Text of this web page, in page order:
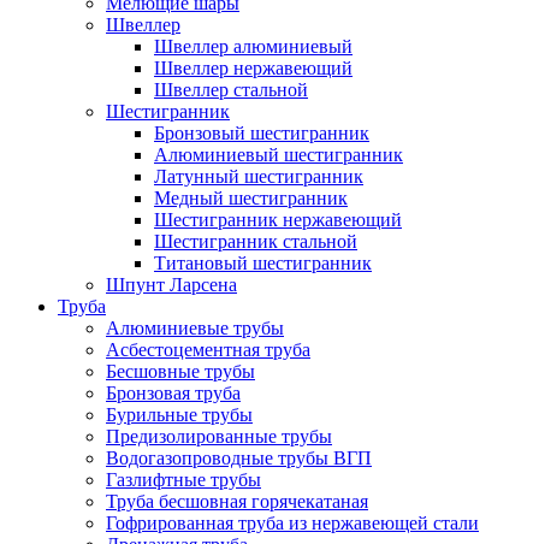
Швеллер
Швеллер алюминиевый
Швеллер нержавеющий
Швеллер стальной
Шестигранник
Бронзовый шестигранник
Алюминиевый шестигранник
Латунный шестигранник
Медный шестигранник
Шестигранник нержавеющий
Шестигранник стальной
Титановый шестигранник
Шпунт Ларсена
Труба
Алюминиевые трубы
Асбестоцементная труба
Бесшовные трубы
Бронзовая труба
Бурильные трубы
Предизолированные трубы
Водогазопроводные трубы ВГП
Газлифтные трубы
Труба бесшовная горячекатаная
Гофрированная труба из нержавеющей стали